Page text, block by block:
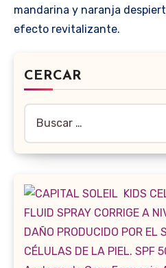
mandarina y naranja
efecto revitalizante.
CERCAR